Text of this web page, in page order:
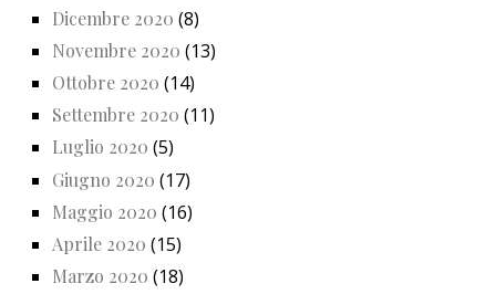
Dicembre 2020 (8)
Novembre 2020 (13)
Ottobre 2020 (14)
Settembre 2020 (11)
Luglio 2020 (5)
Giugno 2020 (17)
Maggio 2020 (16)
Aprile 2020 (15)
Marzo 2020 (18)